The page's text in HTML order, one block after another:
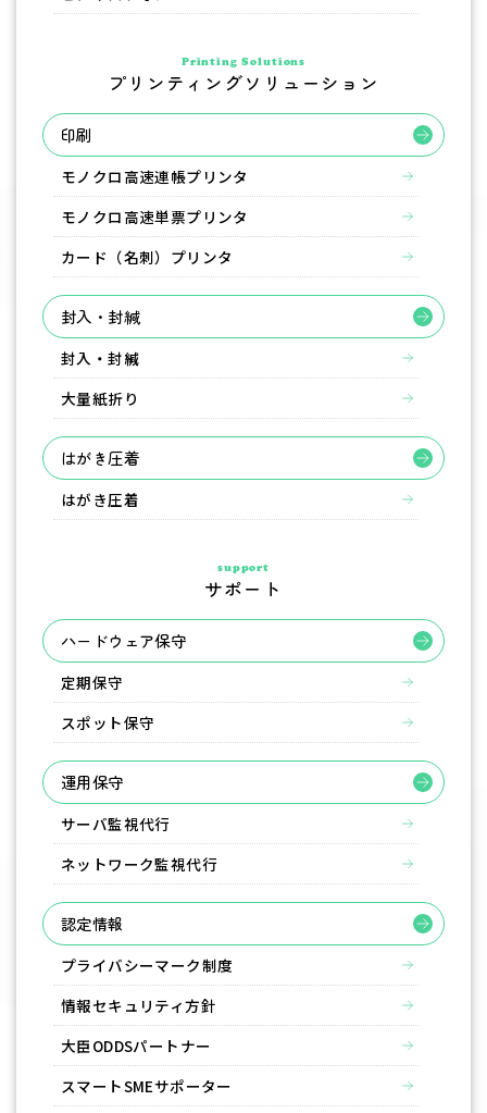
Printing Solutions
プリンティングソリューション
印刷
モノクロ高速連帳プリンタ
モノクロ高速単票プリンタ
カード（名刺）プリンタ
封入・封緘
封入・封緘
大量紙折り
はがき圧着
はがき圧着
support
サポート
ハードウェア保守
定期保守
スポット保守
運用保守
サーバ監視代行
ネットワーク監視代行
認定情報
プライバシーマーク制度
情報セキュリティ方針
大臣ODDSパートナー
スマートSMEサポーター